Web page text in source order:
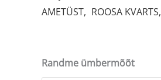
AMETÜST, ROOSA KVARTS,
Randme ümbermõõt
kogus